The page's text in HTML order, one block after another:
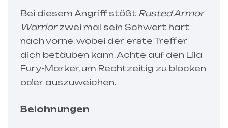
Bei diesem Angriff stößt Rusted Armor
Warriorzwei mal sein Schwert hart
nach vorne, wobei der erste Treffer
dich betäuben kann. Achte auf den Lila
Fury-Marker, um Rechtzeitig zu blocken
oder auszuweichen.
Belohnungen